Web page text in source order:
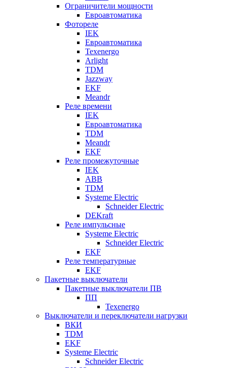
Ограничители мощности
Евроавтоматика
Фотореле
IEK
Евроавтоматика
Texenergo
Arlight
TDM
Jazzway
EKF
Meandr
Реле времени
IEK
Евроавтоматика
TDM
Meandr
EKF
Реле промежуточные
IEK
ABB
TDM
Systeme Electric
Schneider Electric
DEKraft
Реле импульсные
Systeme Electric
Schneider Electric
EKF
Реле температурные
EKF
Пакетные выключатели
Пакетные выключатели ПВ
ПП
Texenergo
Выключатели и переключатели нагрузки
ВКИ
TDM
EKF
Systeme Electric
Schneider Electric